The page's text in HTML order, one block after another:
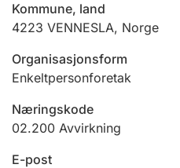
Ektepaktveileder
Offentlig sektor
Kommune, land
4223 VENNESLA, Norge
Organisasjonsform
Enkeltpersonforetak
Næringskode
02.200 Avvirkning
E-post